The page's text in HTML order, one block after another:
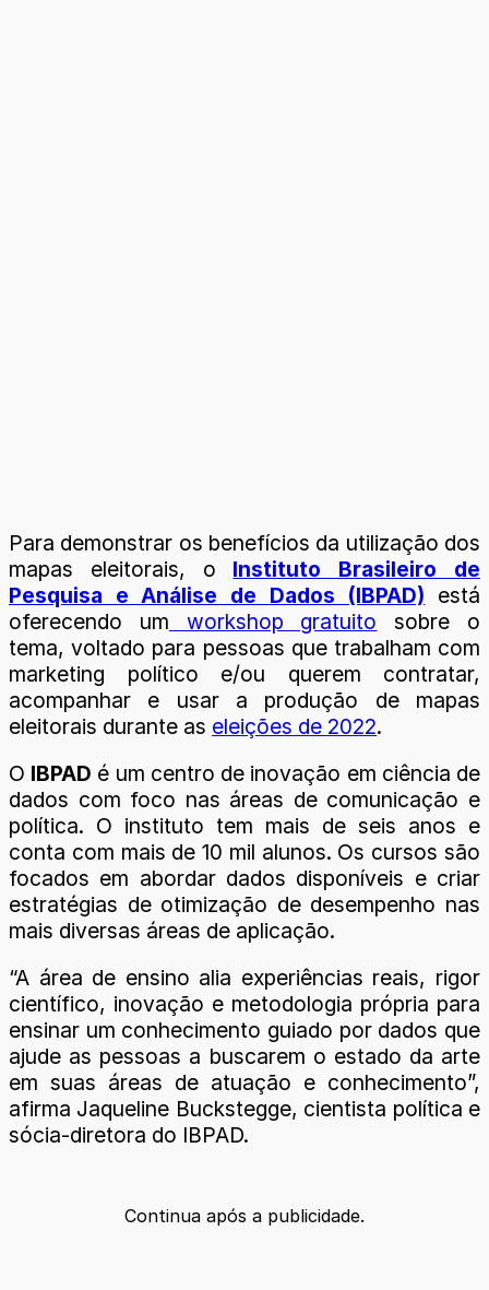
Para demonstrar os benefícios da utilização dos
mapas eleitorais, o Instituto Brasileiro de
Pesquisa e Análise de Dados (IBPAD) está
oferecendo um workshop gratuito sobre o
tema, voltado para pessoas que trabalham com
marketing político e/ou querem contratar,
acompanhar e usar a produção de mapas
eleitorais durante as eleições de 2022.
O IBPAD é um centro de inovação em ciência de
dados com foco nas áreas de comunicação e
política. O instituto tem mais de seis anos e
conta com mais de 10 mil alunos. Os cursos são
focados em abordar dados disponíveis e criar
estratégias de otimização de desempenho nas
mais diversas áreas de aplicação.
“A área de ensino alia experiências reais, rigor
científico, inovação e metodologia própria para
ensinar um conhecimento guiado por dados que
ajude as pessoas a buscarem o estado da arte
em suas áreas de atuação e conhecimento”,
afirma Jaqueline Buckstegge, cientista política e
sócia-diretora do IBPAD.
Continua após a publicidade.